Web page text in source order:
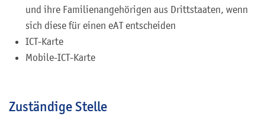
und ihre Familienangehörigen aus Drittstaaten, wenn
sich diese für einen eAT entscheiden
ICT-Karte
Mobile-ICT-Karte
Zuständige Stelle